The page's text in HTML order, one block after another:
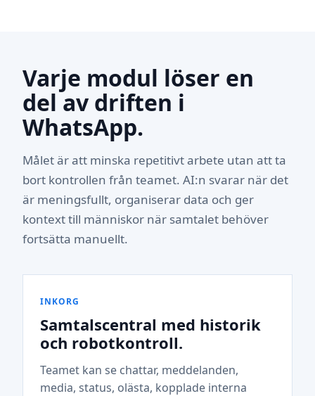
Varje modul löser en
del av driften i
WhatsApp.
Målet är att minska repetitivt arbete utan att ta
bort kontrollen från teamet. AI:n svarar när det
är meningsfullt, organiserar data och ger
kontext till människor när samtalet behöver
fortsätta manuellt.
INKORG
Samtalscentral med historik
och robotkontroll.
Teamet kan se chattar, meddelanden,
media, status, olästa, kopplade interna